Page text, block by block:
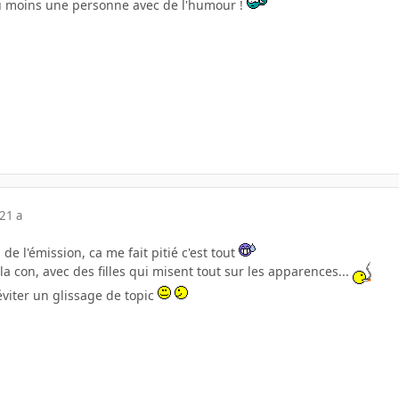
une personne avec de l'humour !
21 a
l'émission, ca me fait pitié c'est tout
con, avec des filles qui misent tout sur les apparences...
un glissage de topic